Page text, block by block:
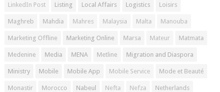
LinkedIn Post Listing Local Affairs Logistics Loisirs
Maghreb Mahdia Mahres Malaysia Malta Manouba
Marketing Offline Marketing Online Marsa Mateur Matmata
Medenine Media MENA Metline Migration and Diaspora
Ministry Mobile Mobile App Mobile Service Mode et Beauté
Monastir Morocco Nabeul Nefta Nefza Netherlands